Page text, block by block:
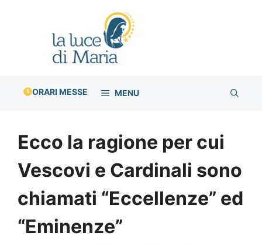
ORARI MESSE MENU
Ecco la ragione per cui
Vescovi e Cardinali sono
chiamati “Eccellenze” ed
“Eminenze”